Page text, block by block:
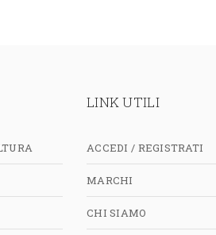
LINK UTILI
ACCEDI / REGISTRATI
MARCHI
CHI SIAMO